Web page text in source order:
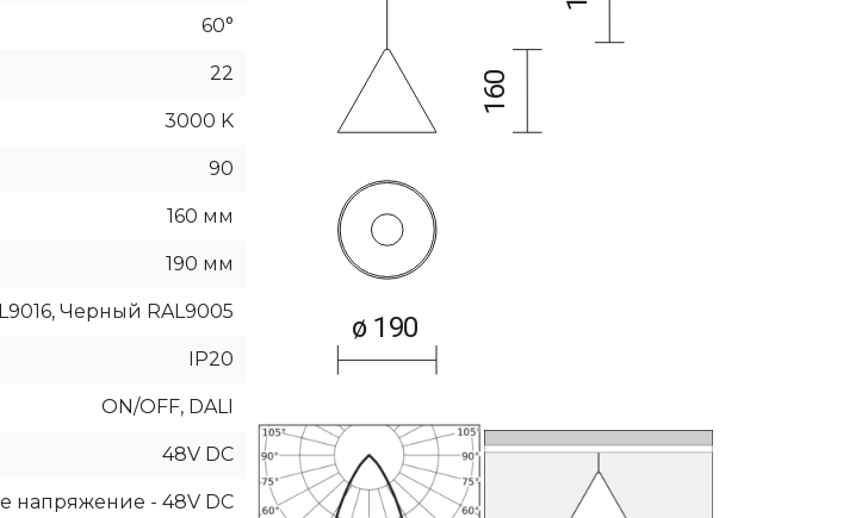
60°
22
3000 K
90
160 мм
190 мм
Черный RAL9005
IP20
ON/OFF, DALI
48V DC
напряжение - 48V DC